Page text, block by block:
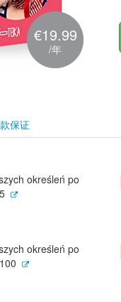
€19.99
/年
保证
określeń po
określeń po